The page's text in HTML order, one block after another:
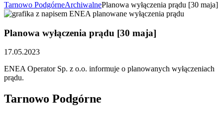
Tarnowo PodgórneArchiwalnePlanowa wyłączenia prądu [30 maja]
Planowa wyłączenia prądu [30 maja]
17.05.2023
ENEA Operator Sp. z o.o. informuje o planowanych wyłączeniach
prądu.
Tarnowo Podgórne